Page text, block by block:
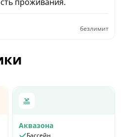
безлимит
Аквазона